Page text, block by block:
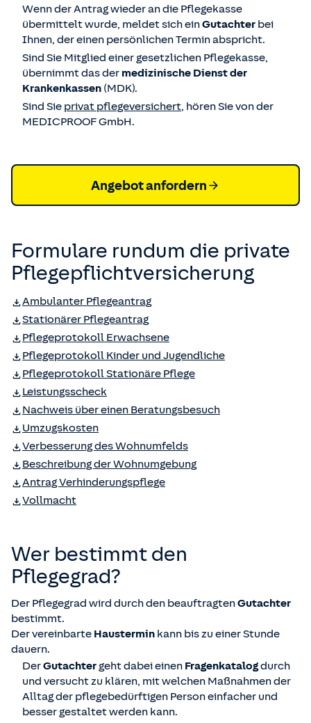
Wenn der Antrag wieder an die Pflegekasse
übermittelt wurde, meldet sich einGutachter bei
Ihnen, der einen persönlichen Termin abspricht.
Sind Sie Mitglied einer gesetzlichen Pflegekasse,
übernimmt das der medizinische Dienst der
Krankenkassen (MDK).
Sind Sie privat pflegeversichert, hören Sie von der
MEDICPROOF GmbH.
Angebot anfordern
Formulare rundum die private
Pflegepflicht­versicherung
Ambulanter Pflegeantrag
Stationärer Pflegeantrag
Pflegeprotokoll Erwachsene
Pflegeprotokoll Kinder und Jugendliche
Pflegeprotokoll Stationäre Pflege
Leistungsscheck
Nachweis über einen Beratungsbesuch
Umzugskosten
Verbesserung des Wohnumfelds
Beschreibung der Wohnumgebung
Antrag Verhinderungspflege
Vollmacht
Wer bestimmt den
Pflegegrad?
Der Pflegegrad wird durch den beauftragtenGutachter
bestimmt.
Der vereinbarte Haustermin kann bis zu einer Stunde
dauern.
DerGutachter geht dabei einen Fragenkatalogdurch
und versucht zu klären, mit welchen Maßnahmen der
Alltag der pflegebedürftigen Person einfacher und
besser gestaltet werden kann.